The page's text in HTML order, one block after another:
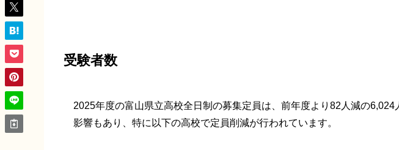
受験者数
2025年度の富山県立高校全日制の募集定員は、前年度より82人減の
影響もあり、特に以下の高校で定員削減が行われています。